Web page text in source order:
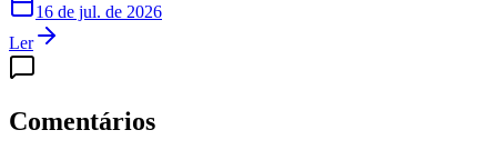
16 de jul. de 2026
Ler
Comentários